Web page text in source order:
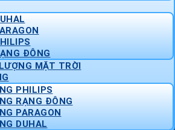
ĐÔNG
MẶT TRỜI
PHILIPS
RẠNG ĐÔNG
PARAGON
DUHAL